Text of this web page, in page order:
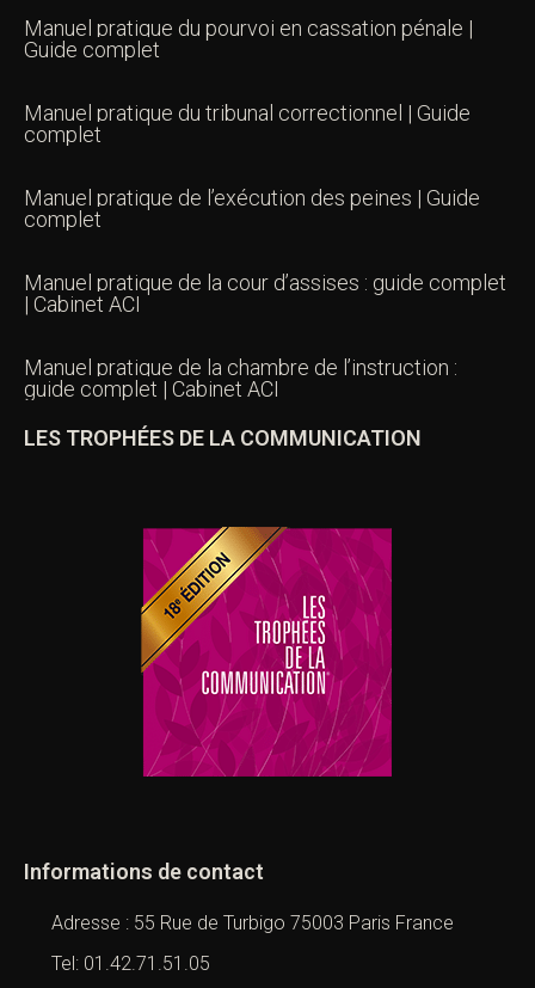
Manuel pratique du pourvoi en cassation pénale |
Guide complet
Manuel pratique du tribunal correctionnel | Guide
complet
Manuel pratique de l’exécution des peines | Guide
complet
Manuel pratique de la cour d’assises : guide complet
| Cabinet ACI
Manuel pratique de la chambre de l’instruction :
guide complet | Cabinet ACI
LES TROPHÉES DE LA COMMUNICATION
Informations de contact
Adresse : 55 Rue de Turbigo 75003 Paris France
Tel: 01.42.71.51.05